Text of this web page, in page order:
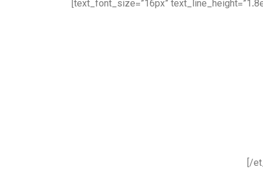
text_font_size=”16px”
[/